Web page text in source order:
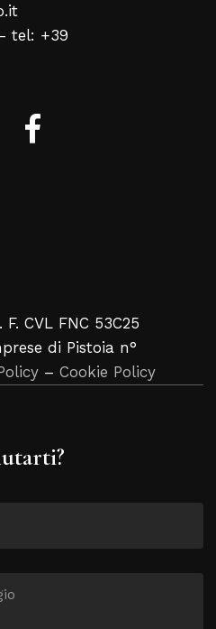
tel: +39
CVL FNC 53C25
di Pistoia n°
– Cookie Policy